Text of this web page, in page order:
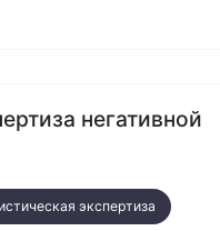
негативной
экспертиза